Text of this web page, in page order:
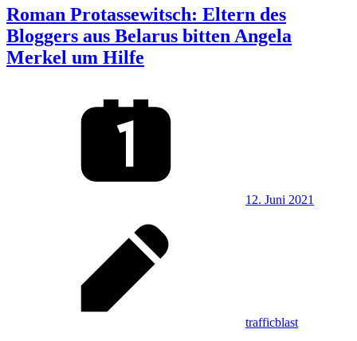
Roman Protassewitsch: Eltern des
Bloggers aus Belarus bitten Angela
Merkel um Hilfe
12. Juni 2021
trafficblast